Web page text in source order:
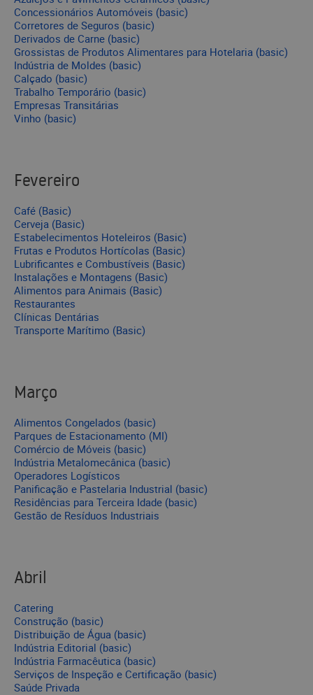
Concessionários Automóveis (basic)
Corretores de Seguros (basic)
Derivados de Carne (basic)
Grossistas de Produtos Alimentares para Hotelaria (basic)
Indústria de Moldes (basic)
Calçado (basic)
Trabalho Temporário (basic)
Empresas Transitárias
Vinho (basic)
Fevereiro
Café (Basic)
Cerveja (Basic)
Estabelecimentos Hoteleiros (Basic)
Frutas e Produtos Hortícolas (Basic)
Lubrificantes e Combustíveis (Basic)
Instalações e Montagens (Basic)
Alimentos para Animais (Basic)
Restaurantes
Clínicas Dentárias
Transporte Marítimo (Basic)
Março
Alimentos Congelados (basic)
Parques de Estacionamento (MI)
Comércio de Móveis (basic)
Indústria Metalomecânica (basic)
Operadores Logísticos
Panificação e Pastelaria Industrial (basic)
Residências para Terceira Idade (basic)
Gestão de Resíduos Industriais
Abril
Catering
Construção (basic)
Distribuição de Água (basic)
Indústria Editorial (basic)
Indústria Farmacêutica (basic)
Serviços de Inspeção e Certificação (basic)
Saúde Privada